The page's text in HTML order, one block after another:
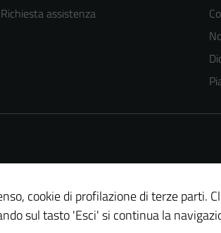
Richiesta assistenza
cookie di profilazione di terze parti.
sul tasto 'Esci' si continua la